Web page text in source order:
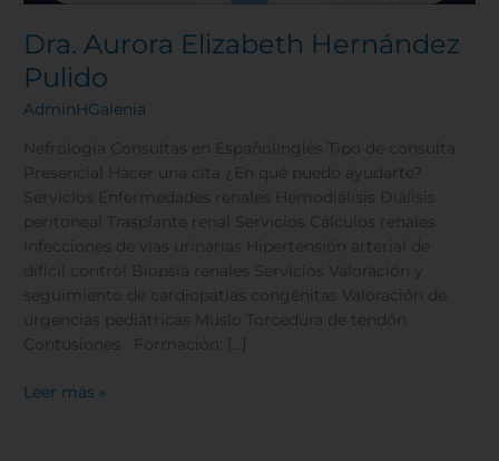
Dra. Aurora Elizabeth Hernández
Pulido
AdminHGalenia
Nefrología Consultas en EspañolInglés Tipo de consulta
Presencial Hacer una cita ¿En qué puedo ayudarte?
Servicios Enfermedades renales Hemodiálisis Diálisis
peritoneal Trasplante renal Servicios Cálculos renales
Infecciones de vías urinarias Hipertensión arterial de
difícil control Biopsia renales Servicios Valoración y
seguimiento de cardiopatías congénitas Valoración de
urgencias pediátricas Muslo Torcedura de tendón
Contusiones Formación: […]
Leer más »